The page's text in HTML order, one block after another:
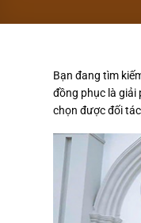
Bạn đang tìm
đồng phục là giải
chọn được đối